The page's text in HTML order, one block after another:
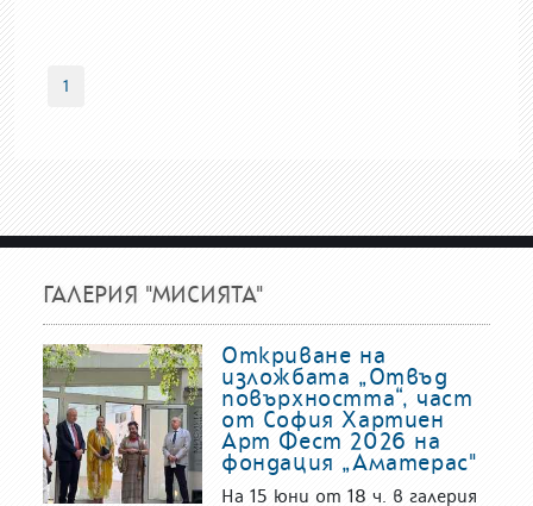
1
ГАЛЕРИЯ "МИСИЯТА"
Откриване на
изложбата „Отвъд
повърхността“, част
от София Хартиен
Арт Фест 2026 на
фондация „Аматерас"
На 15 юни от 18 ч. в галерия